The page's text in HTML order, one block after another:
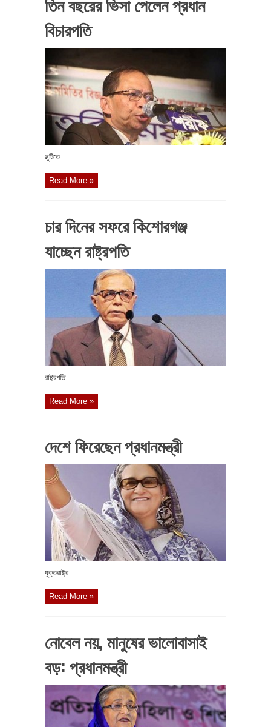
বিচারপতি
ছুটিতে ...
Read More »
চার দিনের সফরে কিশোরগঞ্জ
যাচ্ছেন রাষ্ট্রপতি
রাষ্ট্রপতি ...
Read More »
দেশে ফিরেছেন প্রধানমন্ত্রী
যুক্তরাষ্ট্র ...
Read More »
নোবেল নয়, মানুষের ভালোবাসাই
বড়: প্রধানমন্ত্রী